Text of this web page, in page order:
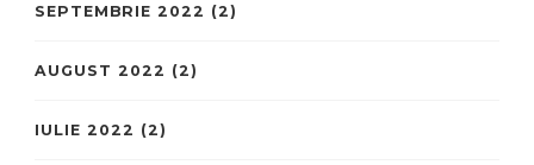
SEPTEMBRIE 2022 (2)
AUGUST 2022 (2)
IULIE 2022 (2)